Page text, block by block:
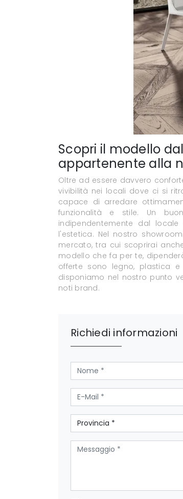
Scopri il modello
appartenente alla
Oltre ad essere davvero
vivibilità nei locali dove ci si
capace di arredare
funzionalità e stile. Un
indipendentemente dal
l'estetica. Nel nostro
mercato, tra cui scoprirai
modello che fa per te,
offerte sono legno, plastica
disponiamo nel nostro punto
noti brand.
Richiedi informazioni